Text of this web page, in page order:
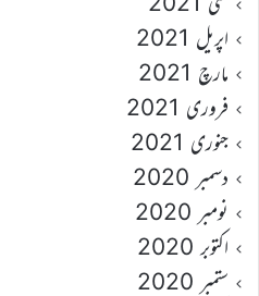
اپریل 2021
مارچ 2021
فروری 2021
جنوری 2021
دسمبر 2020
نومبر 2020
اکتوبر 2020
ستمبر 2020